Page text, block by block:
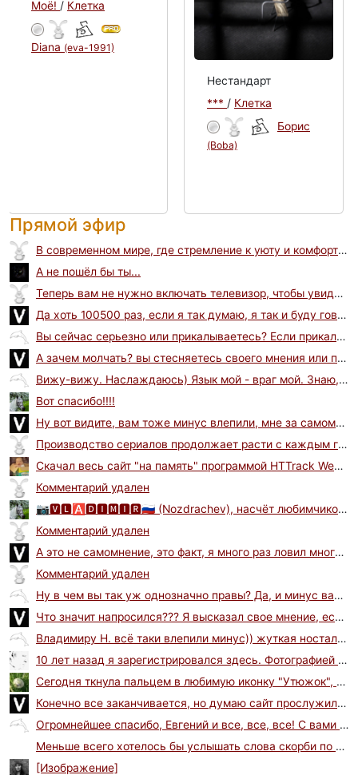
Моё! / Клетка
Diana (eva-1991)
Нестандарт
*** / Клетка
Борис
(Boba)
Прямой эфир
В современном мире, где стремление к уюту и комфорту в жилище становится приоритетом, многие сталкиваются...
А не пошёл бы ты...
Теперь вам не нужно включать телевизор, чтобы увидеть новый выпуск любимого <a href=https://youtub.su>реалити-шоу</a>....
Да хоть 100500 раз, если я так думаю, я так и буду говорить, в отличие от вас, у вас каждый раз все...
Вы сейчас серьезно или прикалываетесь? Если прикалываетесь, то ладно. А если серьезно 120-й раз вещаете...
А зачем молчать? вы стесняетесь своего мнения или пытаетесь угодить общественному мнению? И то и другое...
Вижу-вижу. Наслаждаюсь) Язык мой - враг мой. Знаю, но промолчать не всегда получается
Вот спасибо!!!!
Ну вот видите, вам тоже минус влепили, мне за самомнение, а вам за что? я думаю за высокомерие и переход...
Производство сериалов продолжает расти с каждым годом, что усложняет отслеживание новинок и трендов на...
Скачал весь сайт "на память" программой HTTrack Website Copier. Получилось около 30 ГБ. Выложил...
Комментарий удален
📷🆅🅻🅰🅳🅸🅼🅸🆁🇷🇺 (Nozdrachev), насчёт любимчиков я проверила - зарегилась под другим ником и поучаствовала....
Комментарий удален
А это не самомнение, это факт, я много раз ловил многих тут на вранье, и вас в том числе, приводил...
Комментарий удален
Ну в чем вы так уж однозначно правы? Да, и минус вам поставили наверняка не из-за высказанного мнения....
Что значит напросился??? Я высказал свое мнение, если оно не совпадает с вашим, вы можете поставить...
Владимиру Н. всё таки влепили минус)) жуткая ностальгия по сайтовской атмосфере Не не потому что минус...
10 лет назад я зарегистрировался здесь. Фотографией занимаюсь давно, но как-то все было не серьезно с...
Сегодня ткнула пальцем в любимую иконку "Утюжок", и, представляете, открылся мой любимый фотосайт!...
Конечно все заканчивается, но думаю сайт прослужил бы гораздо дольше, если бы своевремнно вносились...
Огромнейшее спасибо, Евгений и все, все, все! С вами было хорошо
Меньше всего хотелось бы услышать слова скорби по минувшей эпохе пребывания здесь. Но факты есть факты....
[Изображение]